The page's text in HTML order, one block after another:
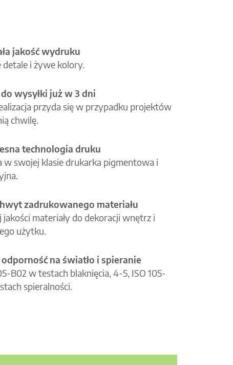
jakość wydruku
i żywe kolory.
wysyłki już w 3 dni
przyda się w przypadku projektów
chwilę.
technologia druku
w swojej klasie drukarka pigmentowa i
zadrukowanego materiału
materiały do dekoracji wnętrz i
użytku.
na światło i spieranie
B02 w testach blaknięcia, 4-5, ISO 105-
spieralności.